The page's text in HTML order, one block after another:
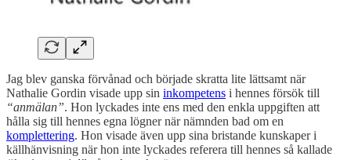
Jag blev ganska förvånad och började skratta lite lättsamt när
Nathalie Gordin visade upp sin inkompetens i hennes försök till
“anmälan”. Hon lyckades inte ens med den enkla uppgiften att
hålla sig till hennes egna lögner när nämnden bad om en
komplettering. Hon visade även upp sina bristande kunskaper i
källhänvisning när hon inte lyckades referera till hennes så kallade